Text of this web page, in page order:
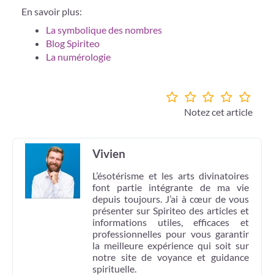
En savoir plus:
La symbolique des nombres
Blog Spiriteo
La numérologie
Notez cet article
Vivien
L’ésotérisme et les arts divinatoires
font partie intégrante de ma vie
depuis toujours. J’ai à cœur de vous
présenter sur Spiriteo des articles et
informations utiles, efficaces et
professionnelles pour vous garantir
la meilleure expérience qui soit sur
notre site de voyance et guidance
spirituelle.